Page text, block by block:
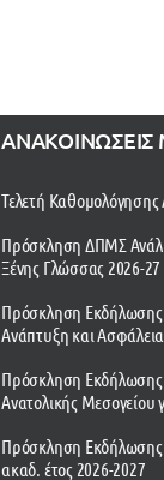
ΑΝΑΚΟΙΝΩΣΕΙΣ
Τελετή Καθομολόγησης
Πρόσκληση ΔΠΜΣ
Ξένης Γλώσσας 2026-27
Πρόσκληση Εκδήλωσης
Ανάπτυξη και
Πρόσκληση Εκδήλωσης
Ανατολικής Μεσογείου
Πρόσκληση Εκδήλωσης
ακαδ. έτος 2026-2027